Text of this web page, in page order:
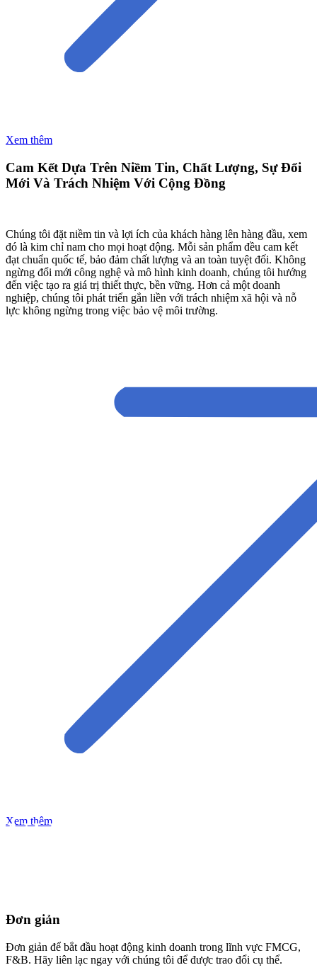
Xem thêm
Cam Kết Dựa Trên Niềm Tin, Chất Lượng, Sự Đổi
Mới Và Trách Nhiệm Với Cộng Đồng
Chúng tôi đặt niềm tin và lợi ích của khách hàng lên hàng đầu, xem
đó là kim chỉ nam cho mọi hoạt động. Mỗi sản phẩm đều cam kết
đạt chuẩn quốc tế, bảo đảm chất lượng và an toàn tuyệt đối. Không
ngừng đổi mới công nghệ và mô hình kinh doanh, chúng tôi hướng
đến việc tạo ra giá trị thiết thực, bền vững. Hơn cả một doanh
nghiệp, chúng tôi phát triển gắn liền với trách nhiệm xã hội và nỗ
lực không ngừng trong việc bảo vệ môi trường.
Xem thêm
NƯỚC LÀM LỢI
Đơn giản
Đơn giản để bắt đầu hoạt động kinh doanh trong lĩnh vực FMCG,
F&B. Hãy liên lạc ngay với chúng tôi để được trao đổi cụ thể.